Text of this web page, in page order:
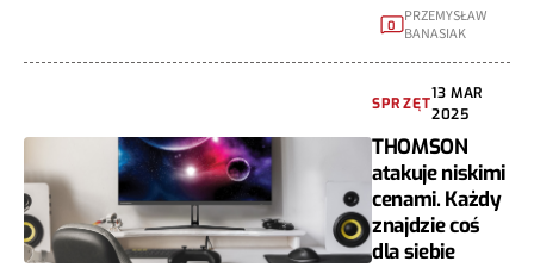
0 PRZEMYSŁAW
BANASIAK
SPRZĘT
13 MAR
2025
THOMSON
atakuje niskimi
cenami. Każdy
znajdzie coś
dla siebie